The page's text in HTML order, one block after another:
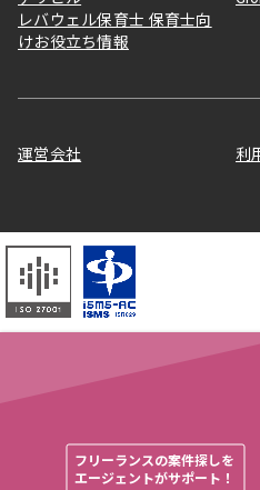
レバウェル保育士 保育士向
けお役立ち情報
運営会社 利
フリーランスの案件探しを
エージェントがサポート！